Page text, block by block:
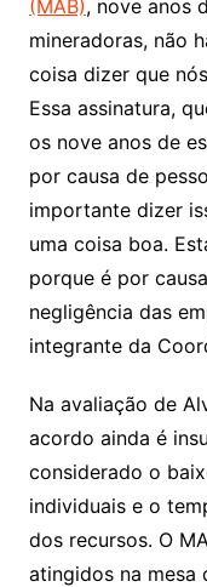
(MAB), nove anos
mineradoras, não
coisa dizer que
Essa assinatura,
os nove anos de
por causa de
importante dizer
uma coisa boa.
porque é por
negligência das
integrante da
Na avaliação de
acordo ainda é
considerado o
individuais e o
dos recursos. O
atingidos na mesa